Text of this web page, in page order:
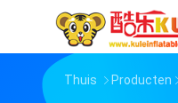
Thuis Producten